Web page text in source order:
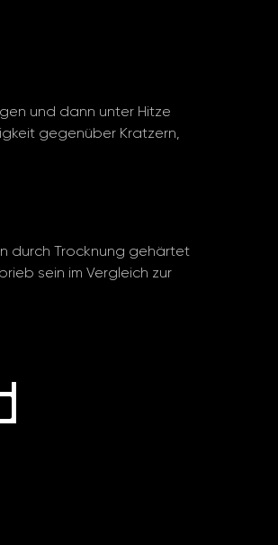
und dann unter Hitze
gegenüber Kratzern,
durch Trocknung gehärtet
sein im Vergleich zur